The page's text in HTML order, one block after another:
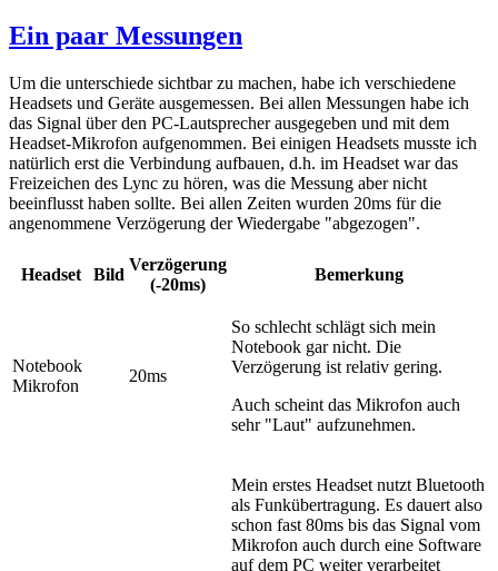
Ein paar Messungen
Um die unterschiede sichtbar zu machen, habe ich verschiedene
Headsets und Geräte ausgemessen. Bei allen Messungen habe ich
das Signal über den PC-Lautsprecher ausgegeben und mit dem
Headset-Mikrofon aufgenommen. Bei einigen Headsets musste ich
natürlich erst die Verbindung aufbauen, d.h. im Headset war das
Freizeichen des Lync zu hören, was die Messung aber nicht
beeinflusst haben sollte. Bei allen Zeiten wurden 20ms für die
angenommene Verzögerung der Wiedergabe "abgezogen".
Headset Bild
Verzögerung
(-20ms)
Bemerkung
Notebook
Mikrofon
20ms
So schlecht schlägt sich mein
Notebook gar nicht. Die
Verzögerung ist relativ gering.
Auch scheint das Mikrofon auch
sehr "Laut" aufzunehmen.
Mein erstes Headset nutzt Bluetooth
als Funkübertragung. Es dauert also
schon fast 80ms bis das Signal vom
Mikrofon auch durch eine Software
auf dem PC weiter verarbeitet